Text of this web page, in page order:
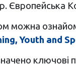
Європейська
можна
Youth and
ключові